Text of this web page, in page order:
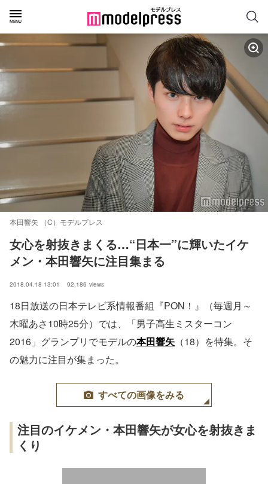
本田響矢 （C）モデルプレス
女心を射抜きまくる…“日本一”に輝いたイケ
メン・本田響矢に注目集まる
2018.04.18 13:01 92,186 views
18日放送の日本テレビ系情報番組『PON！』（毎週月～
木曜あさ10時25分）では、「男子高生ミスターコン
2016」グランプリでモデルの本田響矢 （18）を特集。そ
の魅力に注目が集まった。
すべての画像をみる
注目のイケメン・本田響矢が女心を射抜きま
くり